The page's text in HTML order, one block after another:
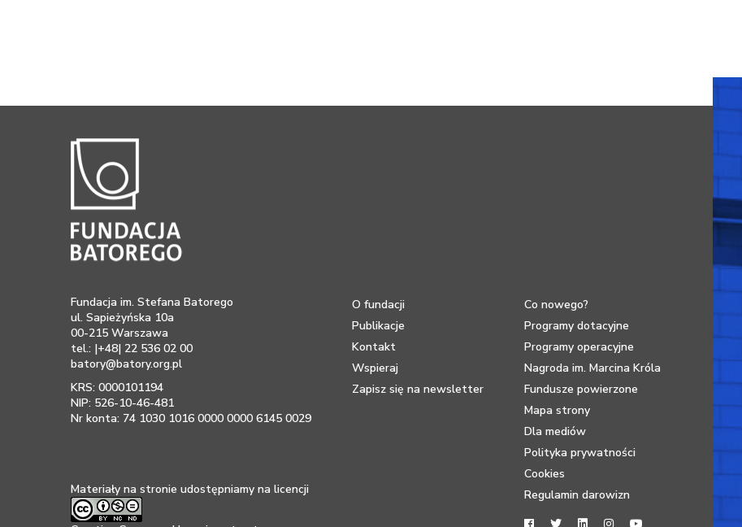
Fundacja im. Stefana Batorego
ul. Sapieżyńska 10a
00-215 Warszawa
tel.: |+48| 22 536 02 00
batory@batory.org.pl
KRS: 0000101194
NIP: 526-10-46-481
Nr konta: 74 1030 1016 0000 0000 6145 0029
Materiały na stronie udostępniamy na licencji
O fundacji
Publikacje
Kontakt
Wspieraj
Zapisz się na newsletter
Co nowego?
Programy dotacyjne
Programy operacyjne
Nagroda im. Marcina Króla
Fundusze powierzone
Mapa strony
Dla mediów
Polityka prywatności
Cookies
Regulamin darowizn